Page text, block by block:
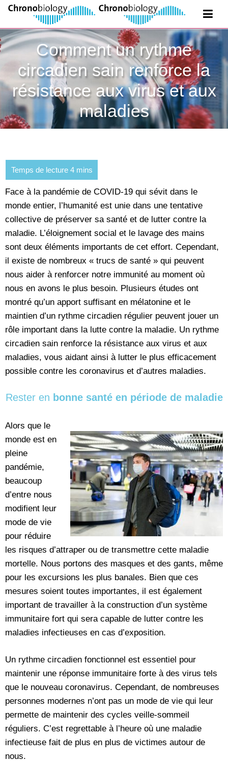
Comment un rythme
circadien sain renforce la
résistance aux virus et aux
maladies
Face à la pandémie de COVID-19 qui sévit dans le
monde entier, l’humanité est unie dans une tentative
collective de préserver sa santé et de lutter contre la
maladie. L’éloignement social et le lavage des mains
sont deux éléments importants de cet effort. Cependant,
il existe de nombreux « trucs de santé » qui peuvent
nous aider à renforcer notre immunité au moment où
nous en avons le plus besoin. Plusieurs études ont
montré qu’un apport suffisant en mélatonine et le
maintien d’un rythme circadien régulier peuvent jouer un
rôle important dans la lutte contre la maladie. Un rythme
circadien sain renforce la résistance aux virus et aux
maladies, vous aidant ainsi à lutter le plus efficacement
possible contre les coronavirus et d’autres maladies.
Rester en bonne santé en période de maladie
Alors que le
monde est en
pleine
pandémie,
beaucoup
d’entre nous
modifient leur
mode de vie
pour réduire
les risques d’attraper ou de transmettre cette maladie
mortelle. Nous portons des masques et des gants, même
pour les excursions les plus banales. Bien que ces
mesures soient toutes importantes, il est également
important de travailler à la construction d’un système
immunitaire fort qui sera capable de lutter contre les
maladies infectieuses en cas d’exposition.
Un rythme circadien fonctionnel est essentiel pour
maintenir une réponse immunitaire forte à des virus tels
que le nouveau coronavirus. Cependant, de nombreuses
personnes modernes n’ont pas un mode de vie qui leur
permette de maintenir des cycles veille-sommeil
réguliers. C’est regrettable à l’heure où une maladie
infectieuse fait de plus en plus de victimes autour de
nous.